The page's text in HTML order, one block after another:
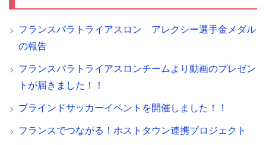
フランスパラトライアスロン アレクシー選手金メダル
の報告
フランスパラトライアスロンチームより動画のプレゼン
トが届きました！！
ブラインドサッカーイベントを開催しました！！
フランスでつながる！ホストタウン連携プロジェクト